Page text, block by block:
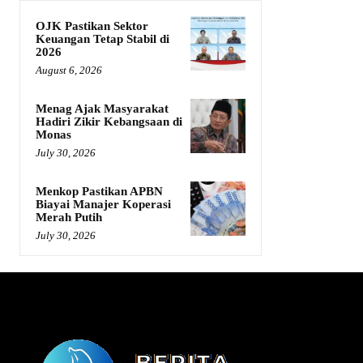
OJK Pastikan Sektor
Keuangan Tetap Stabil di
2026
August 6, 2026
Menag Ajak Masyarakat
Hadiri Zikir Kebangsaan di
Monas
July 30, 2026
Menkop Pastikan APBN
Biayai Manajer Koperasi
Merah Putih
July 30, 2026